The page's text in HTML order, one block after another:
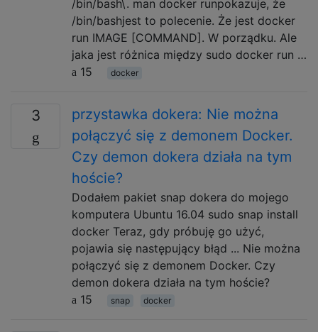
/bin/bash\. man docker runpokazuje, że
/bin/bashjest to polecenie. Że jest docker
run IMAGE [COMMAND]. W porządku. Ale
jaka jest różnica między sudo docker run …
15
docker
3
przystawka dokera: Nie można
połączyć się z demonem Docker.
Czy demon dokera działa na tym
hoście?
Dodałem pakiet snap dokera do mojego
komputera Ubuntu 16.04 sudo snap install
docker Teraz, gdy próbuję go użyć,
pojawia się następujący błąd ... Nie można
połączyć się z demonem Docker. Czy
demon dokera działa na tym hoście?
15
snap docker